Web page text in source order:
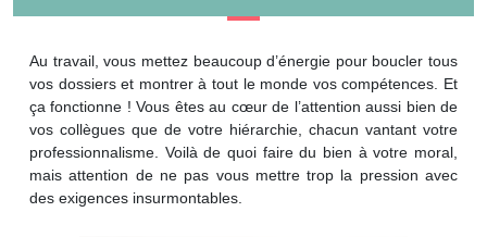
Au travail, vous mettez beaucoup d’énergie pour boucler tous
vos dossiers et montrer à tout le monde vos compétences. Et
ça fonctionne ! Vous êtes au cœur de l’attention aussi bien de
vos collègues que de votre hiérarchie, chacun vantant votre
professionnalisme. Voilà de quoi faire du bien à votre moral,
mais attention de ne pas vous mettre trop la pression avec
des exigences insurmontables.